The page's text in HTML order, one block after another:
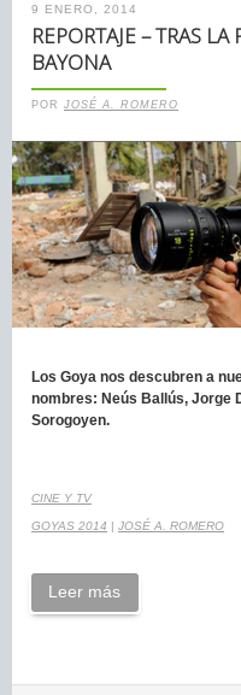
9 ENERO, 2014
REPORTAJE – TRAS
BAYONA
POR JOSÉ A. ROMERO
Los Goya nos descubren a
nombres: Neús Ballús, Jorge
Sorogoyen.
CINE Y TV
GOYAS 2014 | JOSÉ A. ROMERO
Leer más